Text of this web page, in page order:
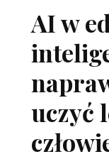
AI w
uczyć